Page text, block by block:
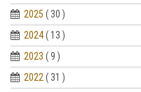
2025 ( 30 )
2024( 13 )
2023 ( 9 )
2022( 31 )